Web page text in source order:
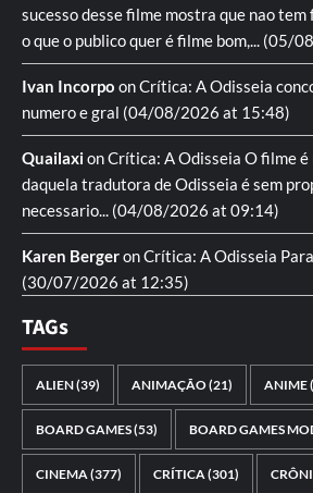
sucesso desse filme mostra que nao tem
o que o publico quer é filme bom,... (05/
Ivan Incorpo onCrítica: A Odisseia
numero e gral (04/08/2026 at 15:48)
QuailaxionCrítica: A Odisseia O filme é
daquela tradutora de Odisseia é sem
necessario... (04/08/2026 at 09:14)
Karen BergeronCrítica: A Odisseia
(30/07/2026 at 12:35)
TAGs
ALIEN(39) ANIMAÇÃO(21) ANIME
BOARD GAMES(53) BOARD GAMES
CINEMA(377) CRÍTICA(301)